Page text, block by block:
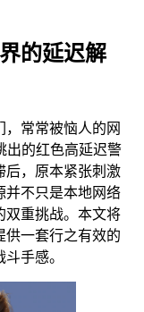
的延迟解
，常常被恼人的网
出的红色高延迟警
后，原本紧张刺激
并不只是本地网络
双重挑战。本文将
供一套行之有效的
手感。